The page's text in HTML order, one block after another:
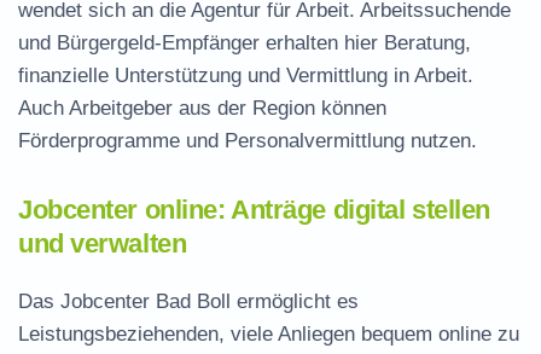
wendet sich an die Agentur für Arbeit. Arbeitssuchende
und Bürgergeld-Empfänger erhalten hier Beratung,
finanzielle Unterstützung und Vermittlung in Arbeit.
Auch Arbeitgeber aus der Region können
Förderprogramme und Personalvermittlung nutzen.
Jobcenter online: Anträge digital stellen
und verwalten
Das Jobcenter Bad Boll ermöglicht es
Leistungsbeziehenden, viele Anliegen bequem online zu